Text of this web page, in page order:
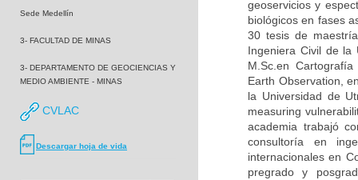
Sede Medellín
3- FACULTAD DE MINAS
3- DEPARTAMENTO DE GEOCIENCIAS Y
MEDIO AMBIENTE - MINAS
CVLAC
Descargar hoja de vida
geoservicios y
biológicos en fases
30 tesis de
Ingeniera Civil de la
M.Sc.en
Earth Observation,
la Universidad de
measuring
academia trabajó
consultoría en
internacionales en
pregrado y